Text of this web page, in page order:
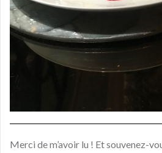
Merci de m’avoir lu ! Et souvenez-